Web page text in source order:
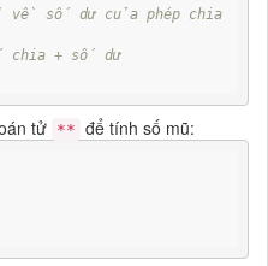
số dư của phép chia
chia + số dư
tử ** để tính số mũ: